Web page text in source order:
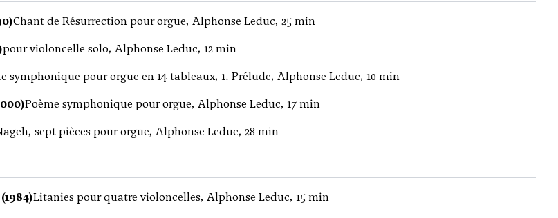
Chant de Résurrection pour orgue, Alphonse Leduc, 25 min
pour violoncelle solo, Alphonse Leduc, 12 min
symphonique pour orgue en 14 tableaux, 1. Prélude, Alphonse Leduc, 10 min
Poème symphonique pour orgue, Alphonse Leduc, 17 min
sept pièces pour orgue, Alphonse Leduc, 28 min
Litanies pour quatre violoncelles, Alphonse Leduc, 15 min